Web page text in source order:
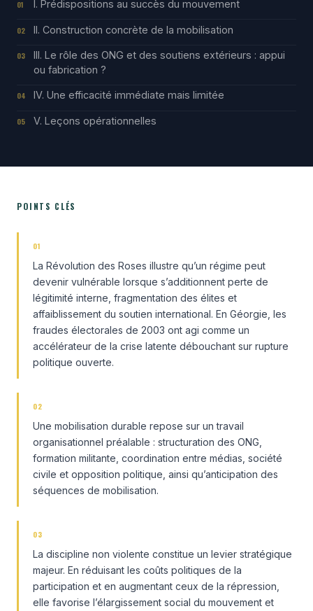
01 I. Prédispositions au succès du mouvement
02 II. Construction concrète de la mobilisation
03
III. Le rôle des ONG et des soutiens extérieurs : appui
ou fabrication ?
04 IV. Une efficacité immédiate mais limitée
05 V. Leçons opérationnelles
POINTS CLÉS
01
La Révolution des Roses illustre qu’un régime peut
devenir vulnérable lorsque s’additionnent perte de
légitimité interne, fragmentation des élites et
affaiblissement du soutien international. En Géorgie, les
fraudes électorales de 2003 ont agi comme un
accélérateur de la crise latente débouchant sur rupture
politique ouverte.
02
Une mobilisation durable repose sur un travail
organisationnel préalable : structuration des ONG,
formation militante, coordination entre médias, société
civile et opposition politique, ainsi qu’anticipation des
séquences de mobilisation.
03
La discipline non violente constitue un levier stratégique
majeur. En réduisant les coûts politiques de la
participation et en augmentant ceux de la répression,
elle favorise l’élargissement social du mouvement et